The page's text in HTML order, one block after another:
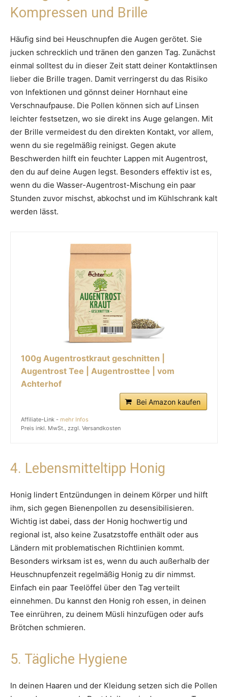
Kompressen und Brille
Häufig sind bei Heuschnupfen die Augen gerötet. Sie
jucken schrecklich und tränen den ganzen Tag. Zunächst
einmal solltest du in dieser Zeit statt deiner Kontaktlinsen
lieber die Brille tragen. Damit verringerst du das Risiko
von Infektionen und gönnst deiner Hornhaut eine
Verschnaufpause. Die Pollen können sich auf Linsen
leichter festsetzen, wo sie direkt ins Auge gelangen. Mit
der Brille vermeidest du den direkten Kontakt, vor allem,
wenn du sie regelmäßig reinigst. Gegen akute
Beschwerden hilft ein feuchter Lappen mit Augentrost,
den du auf deine Augen legst. Besonders effektiv ist es,
wenn du die Wasser-Augentrost-Mischung ein paar
Stunden zuvor mischst, abkochst und im Kühlschrank kalt
werden lässt.
100g Augentrostkraut geschnitten |
Augentrost Tee | Augentrosttee | vom
Achterhof
Bei Amazon kaufen
Affiliate-Link - mehr Infos
Preis inkl. MwSt., zzgl. Versandkosten
4. Lebensmitteltipp Honig
Honig lindert Entzündungen in deinem Körper und hilft
ihm, sich gegen Bienenpollen zu desensibilisieren.
Wichtig ist dabei, dass der Honig hochwertig und
regional ist, also keine Zusatzstoffe enthält oder aus
Ländern mit problematischen Richtlinien kommt.
Besonders wirksam ist es, wenn du auch außerhalb der
Heuschnupfenzeit regelmäßig Honig zu dir nimmst.
Einfach ein paar Teelöffel über den Tag verteilt
einnehmen. Du kannst den Honig roh essen, in deinen
Tee einrühren, zu deinem Müsli hinzufügen oder aufs
Brötchen schmieren.
5. Tägliche Hygiene
In deinen Haaren und der Kleidung setzen sich die Pollen